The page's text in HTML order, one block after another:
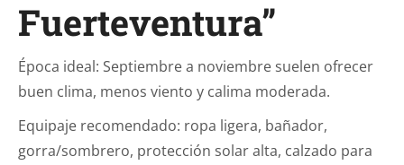
Fuerteventura”
Época ideal: Septiembre a noviembre suelen ofrecer
buen clima, menos viento y calima moderada.
Equipaje recomendado: ropa ligera, bañador,
gorra/sombrero, protección solar alta, calzado para